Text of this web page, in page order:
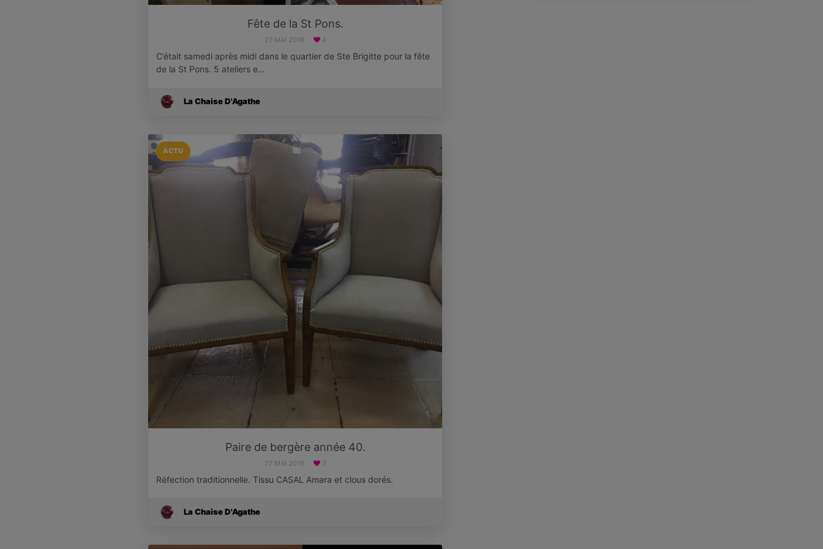
Fête de la St Pons.
27 MAI 2019 4
C’était samedi après midi dans le quartier de Ste Brigitte pour la fête
de la St Pons. 5 ateliers e…
La Chaise D'Agathe
ACTU
Paire de bergère année 40.
27 MAI 2019 3
Réfection traditionnelle. Tissu CASAL Amara et clous dorés.
La Chaise D'Agathe